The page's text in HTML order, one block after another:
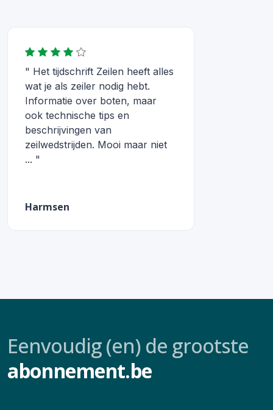
" Het tijdschrift Zeilen heeft alles
wat je als zeiler nodig hebt.
Informatie over boten, maar
ook technische tips en
beschrijvingen van
zeilwedstrijden. Mooi maar niet
... "
Harmsen
Eenvoudig (en) de grootste
abonnement.be